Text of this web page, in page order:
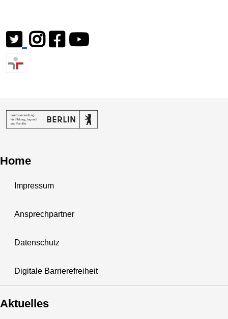
Home
Impressum
Ansprechpartner
Datenschutz
Digitale Barrierefreiheit
Aktuelles